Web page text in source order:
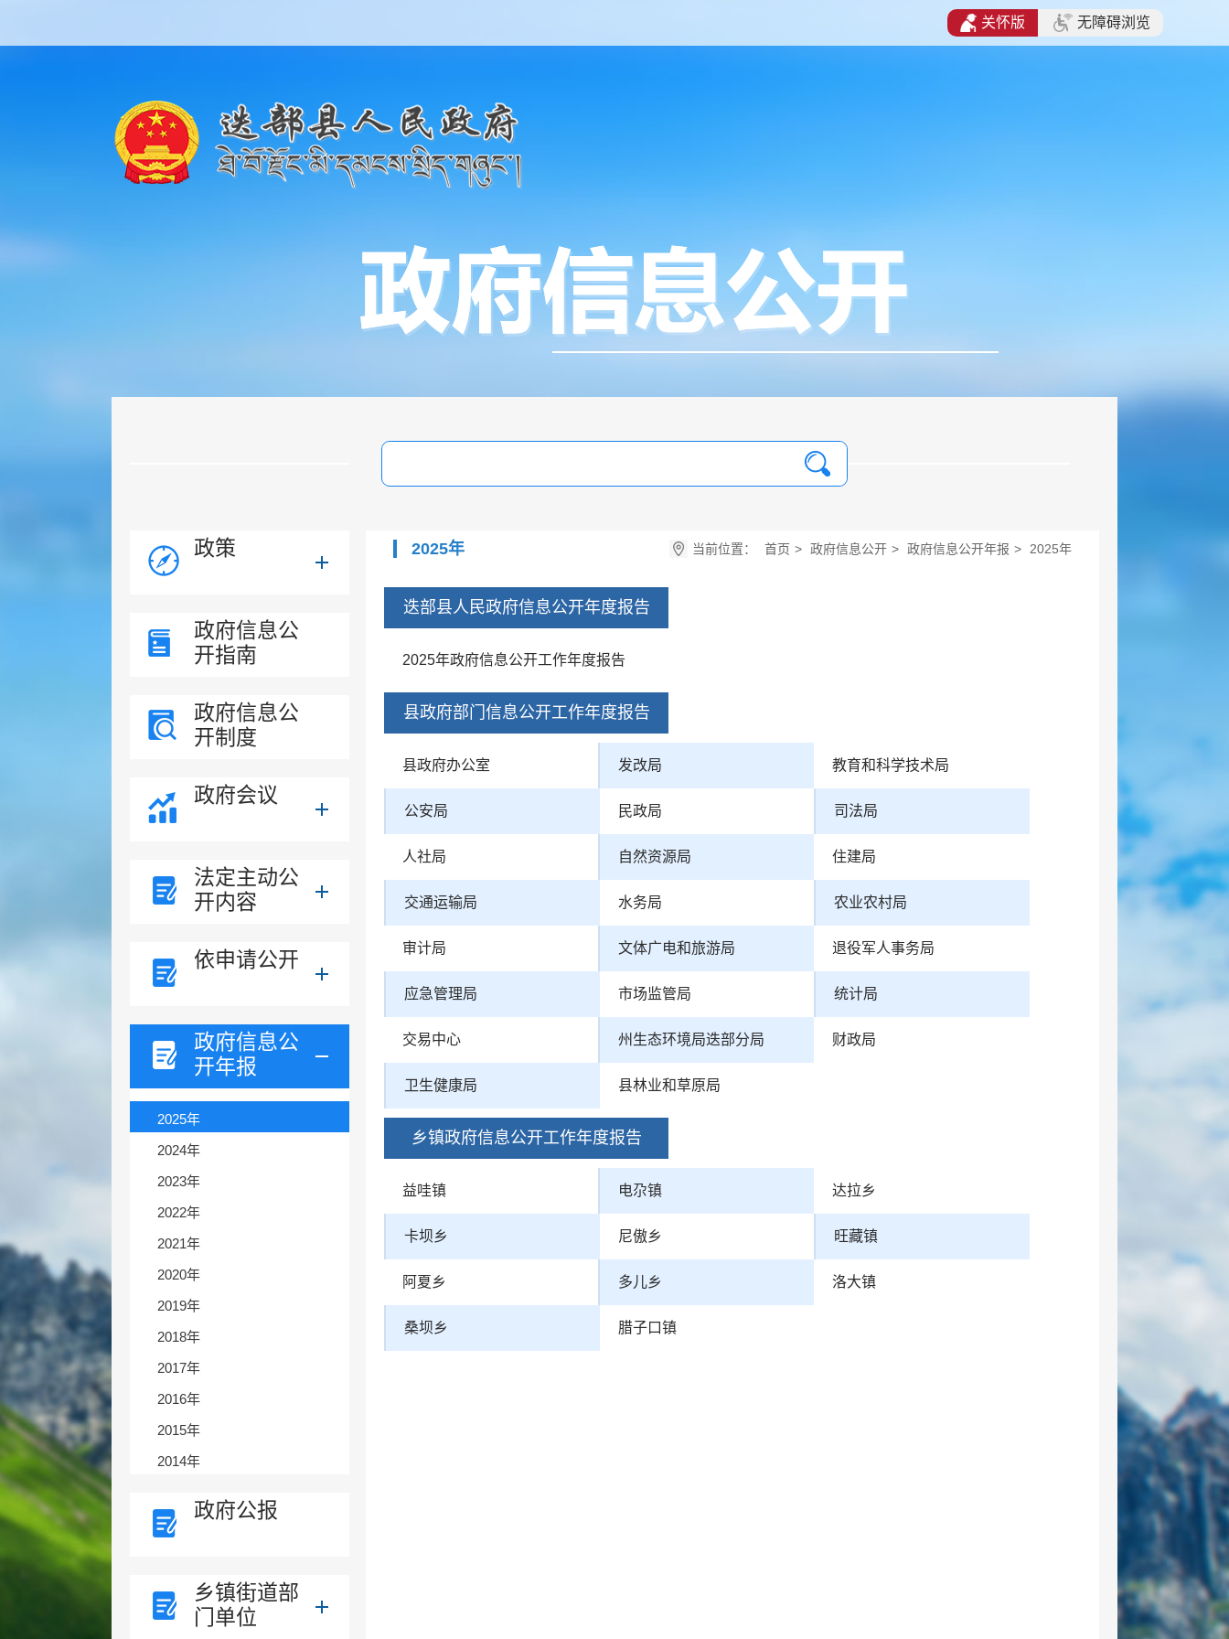
关怀版 无障碍浏览
政策
政府信息公
开指南
政府信息公
开制度
政府会议
法定主动公
开内容
依申请公开
政府信息公
开年报
2025年
2024年
2023年
2022年
2021年
2020年
2019年
2018年
2017年
2016年
2015年
2014年
政府公报
乡镇街道部
门单位
当前位置： 首页 > 政府信息公开 > 政府信息公开年报 > 2025年
2025年
迭部县人民政府信息公开年度报告
2025年政府信息公开工作年度报告
县政府部门信息公开工作年度报告
县政府办公室 发改局 教育和科学技术局
公安局 民政局 司法局
人社局 自然资源局 住建局
交通运输局 水务局 农业农村局
审计局 文体广电和旅游局 退役军人事务局
应急管理局 市场监管局 统计局
交易中心 州生态环境局迭部分局 财政局
卫生健康局 县林业和草原局
乡镇政府信息公开工作年度报告
益哇镇 电尕镇 达拉乡
卡坝乡 尼傲乡 旺藏镇
阿夏乡 多儿乡 洛大镇
桑坝乡 腊子口镇